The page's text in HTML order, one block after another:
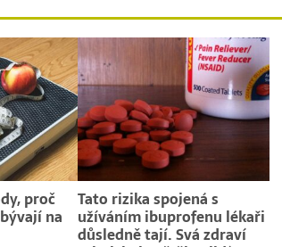
proč
na
Tato rizika spojená s
užíváním ibuprofenu lékaři
důsledně tají. Svá zdraví